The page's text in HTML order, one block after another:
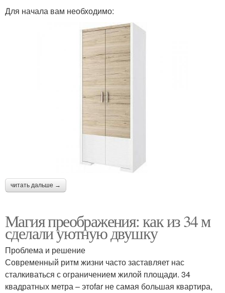
Для начала вам необходимо:
читать дальше →
Магия преображения: как из 34 м
сделали уютную двушку
Проблема и решение
Современный ритм жизни часто заставляет нас
сталкиваться с ограничением жилой площади. 34
квадратных метра – этоfar не самая большая квартира,